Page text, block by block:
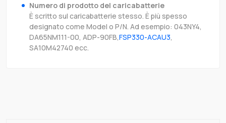
Numero di prodotto del caricabatterie
È scritto sul caricabatterie stesso. È più spesso
designato come Model o P/N. Ad esempio: 043NY4,
DA65NM111-00, ADP-90FB,FSP330-ACAU3,
SA10M42740 ecc.